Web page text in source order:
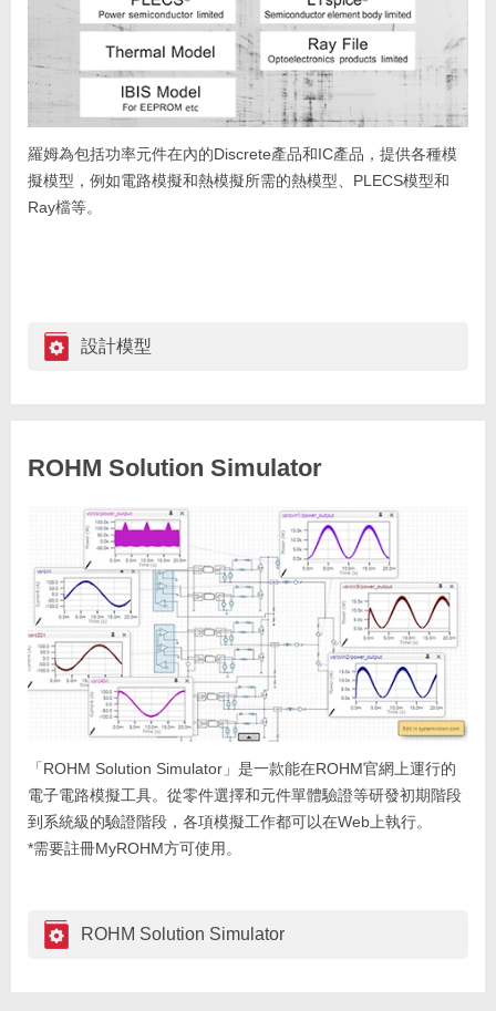
羅姆為包括功率元件在內的Discrete產品和IC產品，提供各種模
擬模型，例如電路模擬和熱模擬所需的熱模型、PLECS模型和
Ray檔等。
設計模型
ROHM Solution Simulator
「ROHM Solution Simulator」是一款能在ROHM官網上運行的
電子電路模擬工具。從零件選擇和元件單體驗證等研發初期階段
到系統級的驗證階段，各項模擬工作都可以在Web上執行。
*需要註冊MyROHM方可使用。
ROHM Solution Simulator